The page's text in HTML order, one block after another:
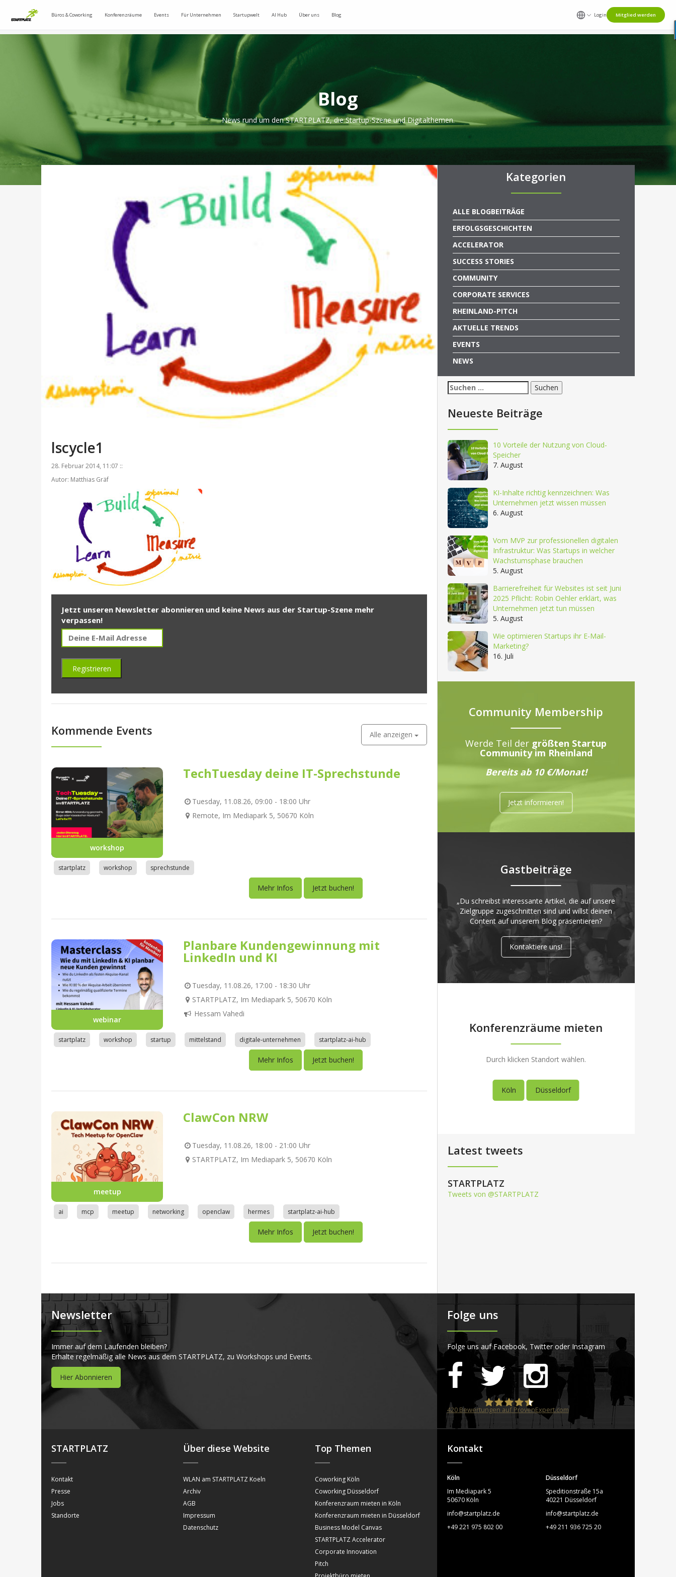
Büros & Coworking Konferenzräume Events Für Unternehmen Startupwelt AI Hub Über uns Blog Login Mitglied werden
Blog
News rund um den STARTPLATZ, die Startup-Szene und Digitalthemen.
lscycle1
28. Februar 2014, 11:07 ::
Autor: Matthias Gräf
Jetzt unseren Newsletter abonnieren und keine News aus der Startup-Szene mehr
verpassen!
Kommende Events Alle anzeigen
workshop
TechTuesday deine IT-Sprechstunde
Tuesday, 11.08.26, 09:00 - 18:00 Uhr
Remote, Im Mediapark 5, 50670 Köln
startplatz workshop sprechstunde
Mehr Infos Jetzt buchen!
webinar
Planbare Kundengewinnung mit
LinkedIn und KI
Tuesday, 11.08.26, 17:00 - 18:30 Uhr
STARTPLATZ, Im Mediapark 5, 50670 Köln
Hessam Vahedi
startplatz workshop startup mittelstand digitale-unternehmen startplatz-ai-hub
Mehr Infos Jetzt buchen!
meetup
ClawCon NRW
Tuesday, 11.08.26, 18:00 - 21:00 Uhr
STARTPLATZ, Im Mediapark 5, 50670 Köln
ai mcp meetup networking openclaw hermes startplatz-ai-hub
Mehr Infos Jetzt buchen!
Kategorien
ALLE BLOGBEITRÄGE
ERFOLGSGESCHICHTEN
ACCELERATOR
SUCCESS STORIES
COMMUNITY
CORPORATE SERVICES
RHEINLAND-PITCH
AKTUELLE TRENDS
EVENTS
NEWS
Suchen
nach:
Neueste Beiträge
10 Vorteile der Nutzung von Cloud-
Speicher
7. August
KI-Inhalte richtig kennzeichnen: Was
Unternehmen jetzt wissen müssen
6. August
Vom MVP zur professionellen digitalen
Infrastruktur: Was Startups in welcher
Wachstumsphase brauchen
5. August
Barrierefreiheit für Websites ist seit Juni
2025 Pflicht: Robin Oehler erklärt, was
Unternehmen jetzt tun müssen
5. August
Wie optimieren Startups ihr E-Mail-
Marketing?
16. Juli
Community Membership
Werde Teil der größten Startup
Community im Rheinland
Bereits ab 10 €/Monat!
Jetzt informieren!
Gastbeiträge
„Du schreibst interessante Artikel, die auf unsere
Zielgruppe zugeschnitten sind und willst deinen
Content auf unserem Blog präsentieren?
Kontaktiere uns!
Konferenzräume mieten
Durch klicken Standort wählen.
Köln Düsseldorf
Latest tweets
STARTPLATZ
Tweets von @STARTPLATZ
Newsletter
Immer auf dem Laufenden bleiben?
Erhalte regelmäßig alle News aus dem STARTPLATZ, zu Workshops und Events.
Hier Abonnieren
Folge uns
Folge uns auf Facebook, Twitter oder Instagram
STARTPLATZ
420Bewertungen auf ProvenExpert.com
STARTPLATZ
Kontakt
Presse
Jobs
Standorte
Über diese Website
WLAN am STARTPLATZ Koeln
Archiv
AGB
Impressum
Datenschutz
Top Themen
Coworking Köln
Coworking Düsseldorf
Konferenzraum mieten in Köln
Konferenzraum mieten in Düsseldorf
Business Model Canvas
STARTPLATZ Accelerator
Corporate Innovation
Pitch
Kontakt
Köln
Im Mediapark 5
50670 Köln
info@startplatz.de
+49 221 975 802 00
Düsseldorf
Speditionstraße 15a
40221 Düsseldorf
info@startplatz.de
+49 211 936 725 20